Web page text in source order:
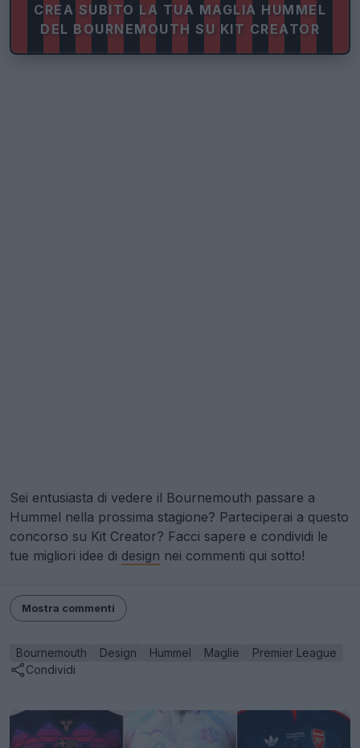
CREA SUBITO LA TUA MAGLIA HUMMEL
DEL BOURNEMOUTH SU KIT CREATOR
Sei entusiasta di vedere il Bournemouth passare a
Hummel nella prossima stagione? Parteciperai a questo
concorso su Kit Creator? Facci sapere e condividi le
tue migliori idee di design nei commenti qui sotto!
Mostra commenti
Bournemouth Design Hummel Maglie
Premier League
Condividi